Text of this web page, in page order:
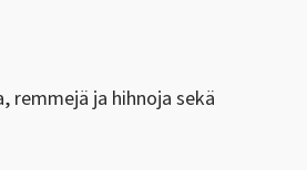
ja hihnoja sekä